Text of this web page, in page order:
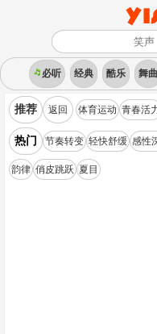
必听 经典 酷乐 舞曲
推荐 返回 体育运动 青春活
热门 节奏转变 轻快舒缓 感性
韵律 俏皮跳跃 夏目